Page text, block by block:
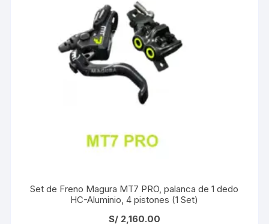
Set de Freno Magura MT7 PRO, palanca de 1 dedo
HC-Aluminio, 4 pistones (1 Set)
S/2,160.00